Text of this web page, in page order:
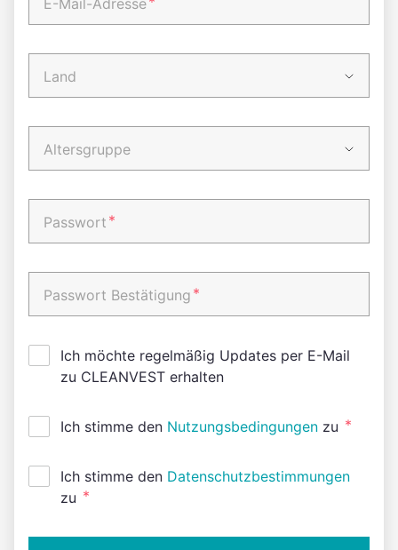
E-Mail-Adresse
Land
Altersgruppe
Passwort *
Passwort Bestätigung *
Ich möchte regelmäßig Updates per E-Mail
zu CLEANVEST erhalten
Ich stimme den Nutzungsbedingungen zu *
Ich stimme den Datenschutzbestimmungen
zu *